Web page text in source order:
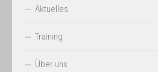
Aktuelles
Training
Über uns